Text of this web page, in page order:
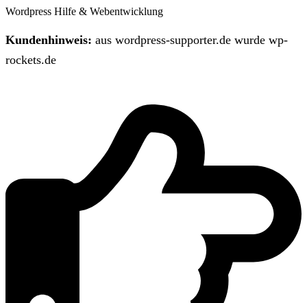
Wordpress Hilfe & Webentwicklung
Kundenhinweis: aus wordpress-supporter.de wurde wp-
rockets.de